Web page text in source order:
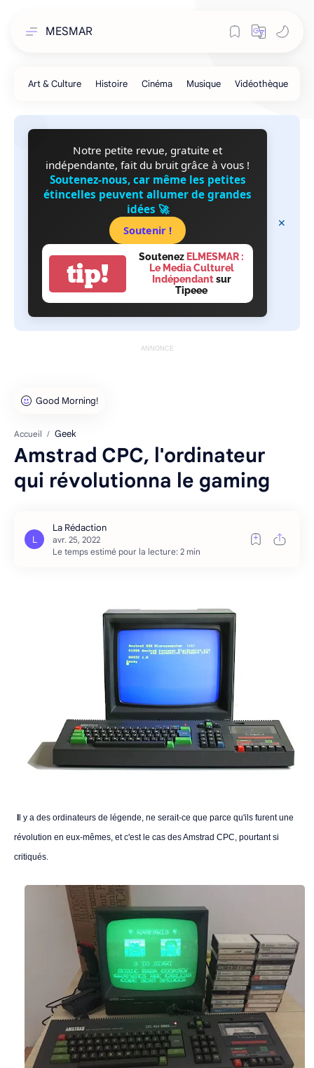
MESMAR
Notre petite revue, gratuite et
indépendante, fait du bruit grâce à vous !
Soutenez-nous, car même les petites
étincelles peuvent allumer de grandes
idées 🚀
Soutenir !
tip!
Soutenez ELMESMAR :
Le Media Culturel
Indépendantsur
Tipeee
ANNONCE
Accueil Geek
Amstrad CPC, l'ordinateur
qui révolutionna le gaming
Le temps estimé pour la lecture: 2 min
l y a des ordinateurs de légende, ne serait-ce que parce qu'ils furent une
révolution en eux-mêmes, et c'est le cas des Amstrad CPC, pourtant si
critiqués.